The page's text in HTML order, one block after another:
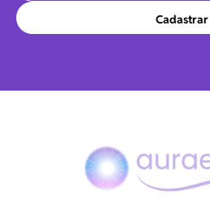
Cadastrar